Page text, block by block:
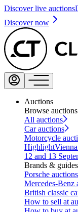
Discover live auctions
Discover now
Auctions
Browse auctions
All auctions
Car auctions
Motorcycle
Highlight
12 and 13
Brands & guides
Porsche auctions
Mercedes-Benz
British classic
How to sell at